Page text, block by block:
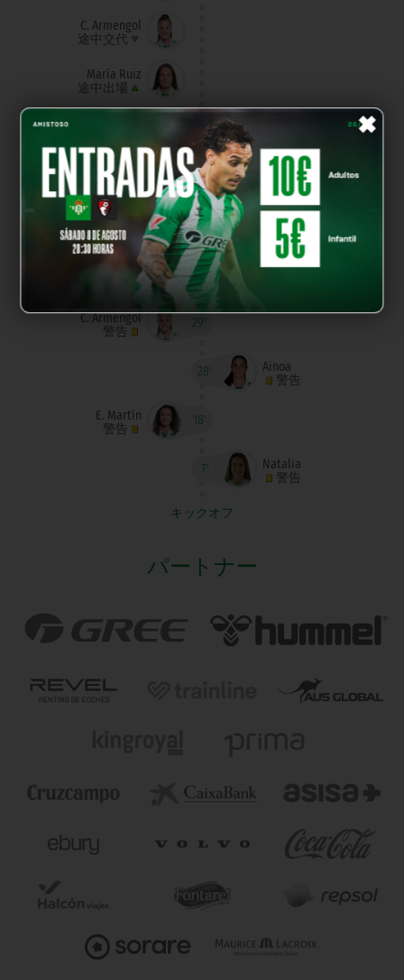
×
C. Armengol
途中交代
María Ruiz
途中出場
63'
R. Roberts
負傷
58'
Natalia
途中交代
Amanda Mbadi
29'
C. Armengol
警告
28'
Ainoa
警告
18'
E. Martín
警告
7'
Natalia
警告
キックオフ
パートナー